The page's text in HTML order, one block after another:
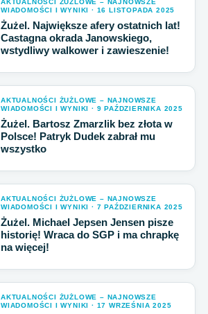
AKTUALNOŚCI ŻUŻLOWE – NAJNOWSZE
WIADOMOŚCI I WYNIKI · 16 LISTOPADA 2025
Żużel. Największe afery ostatnich lat!
Castagna okrada Janowskiego,
wstydliwy walkower i zawieszenie!
AKTUALNOŚCI ŻUŻLOWE – NAJNOWSZE
WIADOMOŚCI I WYNIKI · 9 PAŹDZIERNIKA 2025
Żużel. Bartosz Zmarzlik bez złota w
Polsce! Patryk Dudek zabrał mu
wszystko
AKTUALNOŚCI ŻUŻLOWE – NAJNOWSZE
WIADOMOŚCI I WYNIKI · 7 PAŹDZIERNIKA 2025
Żużel. Michael Jepsen Jensen pisze
historię! Wraca do SGP i ma chrapkę
na więcej!
AKTUALNOŚCI ŻUŻLOWE – NAJNOWSZE
WIADOMOŚCI I WYNIKI · 17 WRZEŚNIA 2025